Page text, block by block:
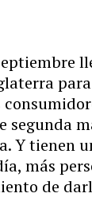
para
segunda
Y tienen
más
de